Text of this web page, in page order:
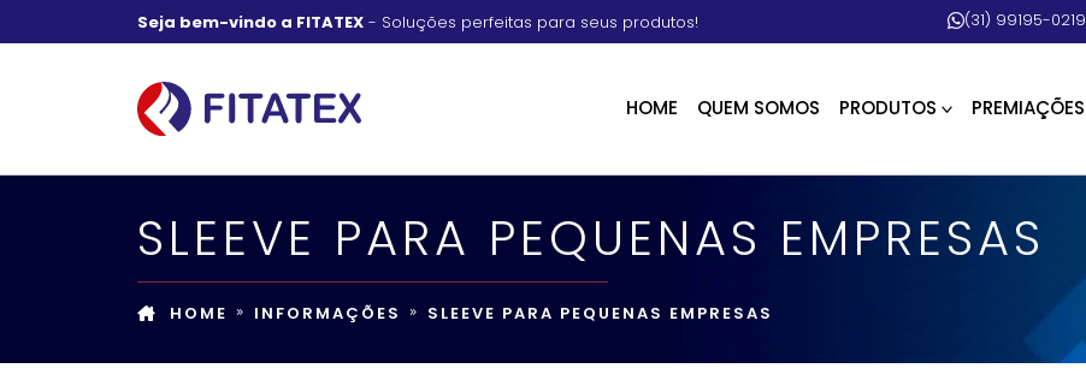
Seja bem-vindo a FITATEX - Soluções perfeitas para seus produtos! (31) 99195-0219
HOME QUEM SOMOS PRODUTOS PREMIAÇÕES
SLEEVE PARA PEQUENAS EMPRESAS
HOME INFORMAÇÕES SLEEVE PARA PEQUENAS EMPRESAS